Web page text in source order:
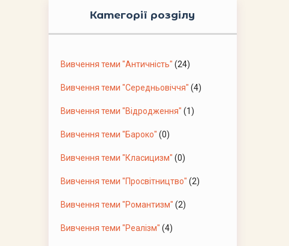
Категорії розділу
Вивчення теми "Античність" (24)
Вивчення теми "Середньовіччя" (4)
Вивчення теми "Відродження" (1)
Вивчення теми "Бароко" (0)
Вивчення теми "Класицизм" (0)
Вивчення теми "Просвітництво" (2)
Вивчення теми "Романтизм" (2)
Вивчення теми "Реалізм" (4)